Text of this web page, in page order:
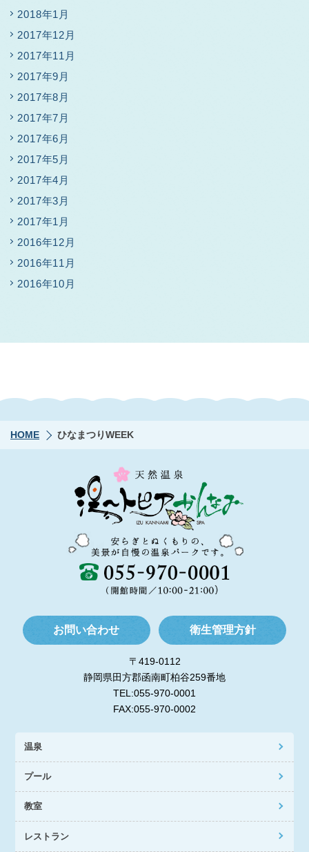
2018年1月
2017年12月
2017年11月
2017年9月
2017年8月
2017年7月
2017年6月
2017年5月
2017年4月
2017年3月
2017年1月
2016年12月
2016年11月
2016年10月
HOME ひなまつりWEEK
お問い合わせ 衛生管理方針
〒419-0112
静岡県田方郡函南町柏谷259番地
TEL:055-970-0001
FAX:055-970-0002
温泉
プール
教室
レストラン